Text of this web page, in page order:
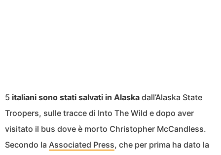
5 italiani sono stati salvati in Alaska dall’Alaska State
Troopers, sulle tracce di Into The Wild e dopo aver
visitato il bus dove è morto Christopher McCandless.
Secondo la Associated Press, che per prima ha dato la